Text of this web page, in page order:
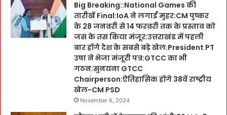
Big Breaking::National Games की
तारीखें Final:IoA ने लगाईं मुहर:CM पुष्कर
के 28 जनवरी से 14 फरवरी तक के प्रस्ताव को
जस के तस किया मंजूर:उत्तराखंड में पहली
बार होंगे देश के सबसे बड़े खेल:President PT
उषा ने भेजा मंजूरी पत्र:GTCC का भी
गठन:सुनयना GTCC
Chairperson:ऐतिहासिक होंगे 38वें राष्ट्रीय
खेल-CM PSD
November 6, 2024